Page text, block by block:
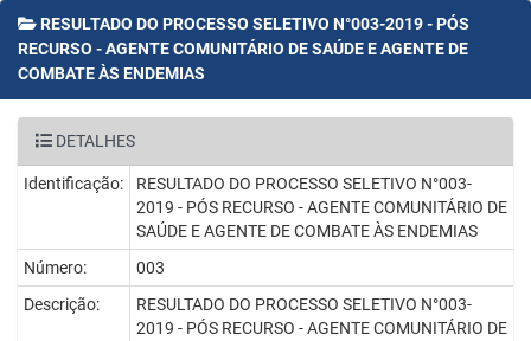
RESULTADO DO PROCESSO SELETIVO N°003-2019 - PÓS
RECURSO - AGENTE COMUNITÁRIO DE SAÚDE E AGENTE DE
COMBATE ÀS ENDEMIAS
DETALHES
Identificação:
RESULTADO DO PROCESSO SELETIVO N°003-
2019 - PÓS RECURSO - AGENTE COMUNITÁRIO DE
SAÚDE E AGENTE DE COMBATE ÀS ENDEMIAS
Número:
003
Descrição:
RESULTADO DO PROCESSO SELETIVO N°003-
2019 - PÓS RECURSO - AGENTE COMUNITÁRIO DE